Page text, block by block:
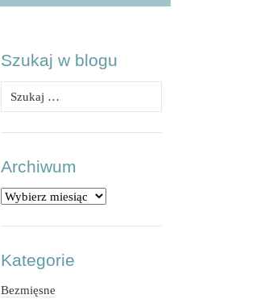
Szukaj w blogu
Archiwum
Archiwum
Kategorie
Bezmięsne